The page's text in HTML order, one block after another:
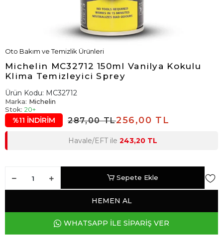
Oto Bakım ve Temizlik Ürünleri
Michelin MC32712 150ml Vanilya Kokulu
Klima Temizleyici Sprey
Ürün Kodu: MC32712
Marka: Michelin
Stok: 20+
%11 İNDİRİM 287,00 TL256,00 TL
Havale/EFT ile 243,20 TL
Sepete Ekle
HEMEN AL
WHATSAPP İLE SİPARİŞ VER